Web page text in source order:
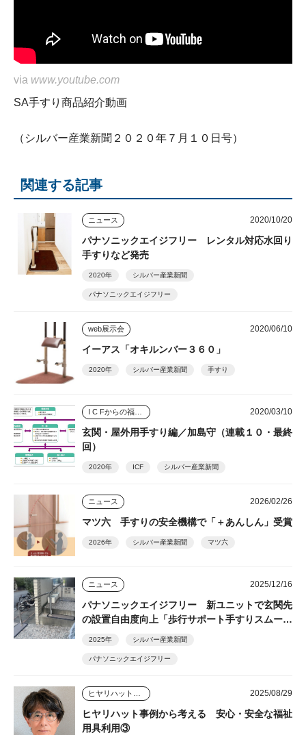
via www.youtube.com
SA手すり商品紹介動画
（シルバー産業新聞２０２０年７月１０日号）
関連する記事
ニュース 2020/10/20
パナソニックエイジフリー レンタル対応水回り
手すりなど発売
2020年 シルバー産業新聞
パナソニックエイジフリー
web展示会 2020/06/10
イーアス「オキルンバー３６０」
2020年 シルバー産業新聞 手すり
2020/03/10
玄関・屋外用手すり編／加島守（連載１０・最終
回）
2020年 ICF シルバー産業新聞
ニュース 2026/02/26
マツ六 手すりの安全機構で「＋あんしん」受賞
2026年 シルバー産業新聞 マツ六
ニュース 2025/12/16
パナソニックエイジフリー 新ユニットで玄関先
の設置自由度向上「歩行サポート手すりスムーデ
2025年 シルバー産業新聞
パナソニックエイジフリー
2025/08/29
ヒヤリハット事例から考える 安心・安全な福祉
用具利用③